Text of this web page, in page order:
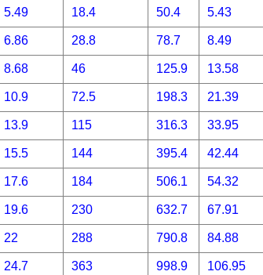
5.49 18.4 50.4 5.43
6.86 28.8 78.7 8.49
8.68 46 125.9 13.58
10.9 72.5 198.3 21.39
13.9 115 316.3 33.95
15.5 144 395.4 42.44
17.6 184 506.1 54.32
19.6 230 632.7 67.91
22 288 790.8 84.88
24.7 363 998.9 106.95